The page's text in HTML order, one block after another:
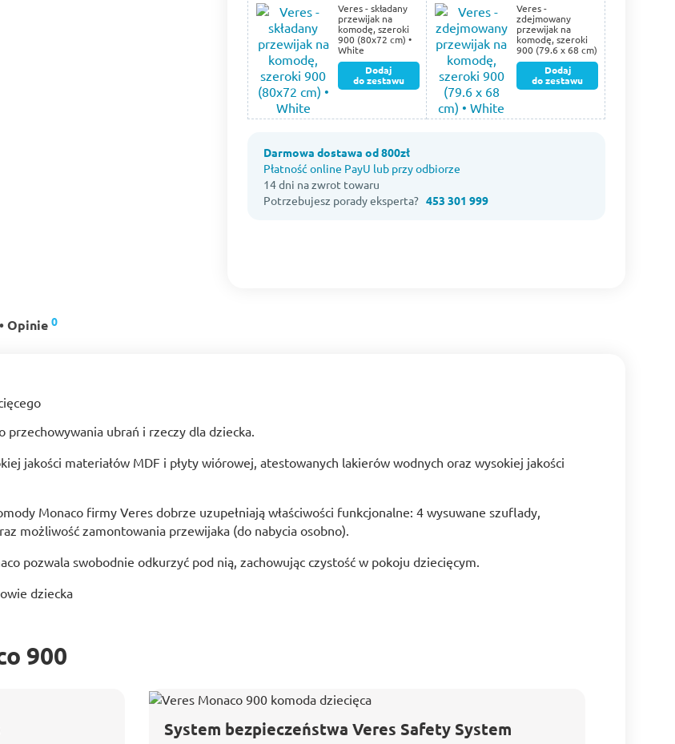
Veres - składany
przewijak na
komodę, szeroki
900 (80х72 cm) •
White
Dodaj
do zestawu
Veres -
zdejmowany
przewijak na
komodę, szeroki
900 (79.6 х 68 cm)
• White
Dodaj
do zestawu
Darmowa dostawa od 800zł
Płatność online PayU lub przy odbiorze
14 dni na zwrot towaru
Potrzebujesz porady eksperta?453 301 999
Opinie 0
ubrań i rzeczy dla dziecka.
jakości materiałów MDF i płyty wiórowej, atestowanych lakierów wodnych oraz wysokiej jakości
Monaco firmy Veres dobrze uzupełniają właściwości funkcjonalne: 4 wysuwane szuflady,
możliwość zamontowania przewijaka (do nabycia osobno).
pozwala swobodnie odkurzyć pod nią, zachowując czystość w pokoju dziecięcym.
dziecka
900
System bezpieczeństwa Veres Safety System